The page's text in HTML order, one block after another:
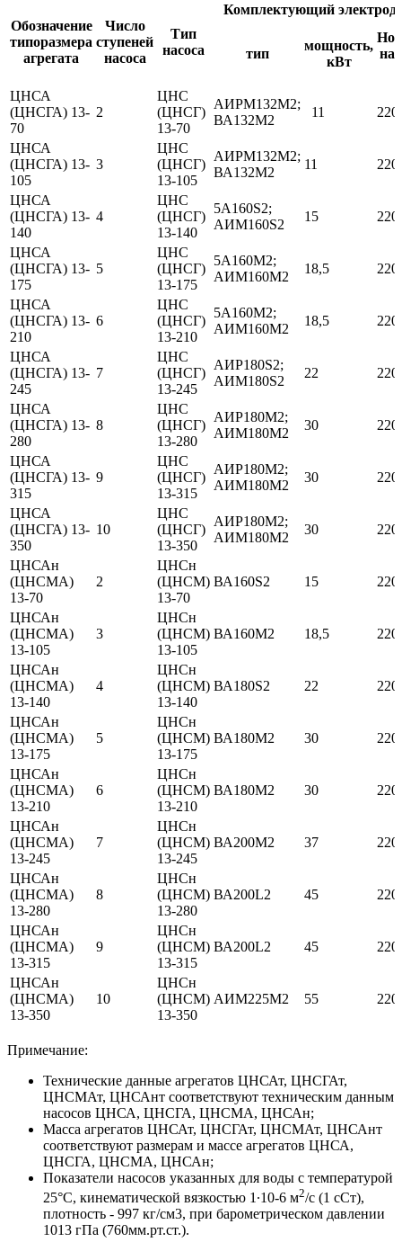
Обозначение
типоразмера
агрегата
Число
ступеней
насоса
Тип
насоса
Комплектующий
тип
мощность,
кВт
ЦНСА
(ЦНСГА) 13-
70
2
ЦНС
(ЦНСГ)
13-70
АИРМ132М2;
ВА132М2
11
ЦНСА
(ЦНСГА) 13-
105
3
ЦНС
(ЦНСГ)
13-105
АИРМ132М2;
ВА132М2
11
ЦНСА
(ЦНСГА) 13-
140
4
ЦНС
(ЦНСГ)
13-140
5А160S2;
АИМ160S2
15
ЦНСА
(ЦНСГА) 13-
175
5
ЦНС
(ЦНСГ)
13-175
5А160М2;
АИМ160М2
18,5
ЦНСА
(ЦНСГА) 13-
210
6
ЦНС
(ЦНСГ)
13-210
5А160М2;
АИМ160М2
18,5
ЦНСА
(ЦНСГА) 13-
245
7
ЦНС
(ЦНСГ)
13-245
АИР180S2;
АИМ180S2
22
ЦНСА
(ЦНСГА) 13-
280
8
ЦНС
(ЦНСГ)
13-280
АИР180М2;
АИМ180М2
30
ЦНСА
(ЦНСГА) 13-
315
9
ЦНС
(ЦНСГ)
13-315
АИР180М2;
АИМ180М2
30
ЦНСА
(ЦНСГА) 13-
350
10
ЦНС
(ЦНСГ)
13-350
АИР180М2;
АИМ180М2
30
ЦНСАн
(ЦНСМА)
13-70
2
ЦНСн
(ЦНСМ)
13-70
ВА160S2 15
ЦНСАн
(ЦНСМА)
13-105
3
ЦНСн
(ЦНСМ)
13-105
ВА160М2 18,5
ЦНСАн
(ЦНСМА)
13-140
4
ЦНСн
(ЦНСМ)
13-140
ВА180S2 22
ЦНСАн
(ЦНСМА)
13-175
5
ЦНСн
(ЦНСМ)
13-175
ВА180М2 30
ЦНСАн
(ЦНСМА)
13-210
6
ЦНСн
(ЦНСМ)
13-210
ВА180М2 30
ЦНСАн
(ЦНСМА)
13-245
7
ЦНСн
(ЦНСМ)
13-245
ВА200М2 37
ЦНСАн
(ЦНСМА)
13-280
8
ЦНСн
(ЦНСМ)
13-280
ВА200L2 45
ЦНСАн
(ЦНСМА)
13-315
9
ЦНСн
(ЦНСМ)
13-315
ВА200L2 45
ЦНСАн
(ЦНСМА)
13-350
10
ЦНСн
(ЦНСМ)
13-350
АИМ225М2 55
Примечание:
Технические данные агрегатов ЦНСАт, ЦНСГАт,
ЦНСМАт, ЦНСАнт соответствуют техническим данным
насосов ЦНСА, ЦНСГА, ЦНСМА, ЦНСАн;
Масса агрегатов ЦНСАт, ЦНСГАт, ЦНСМАт, ЦНСАнт
соответствуют размерам и массе агрегатов ЦНСА,
ЦНСГА, ЦНСМА, ЦНСАн;
Показатели насосов указанных для воды с температурой
25°С, кинематической вязкостью 1∙10-6 м2/с (1 сСт),
плотность - 997 кг/см3, при барометрическом давлении
1013 гПа (760мм.рт.ст.).